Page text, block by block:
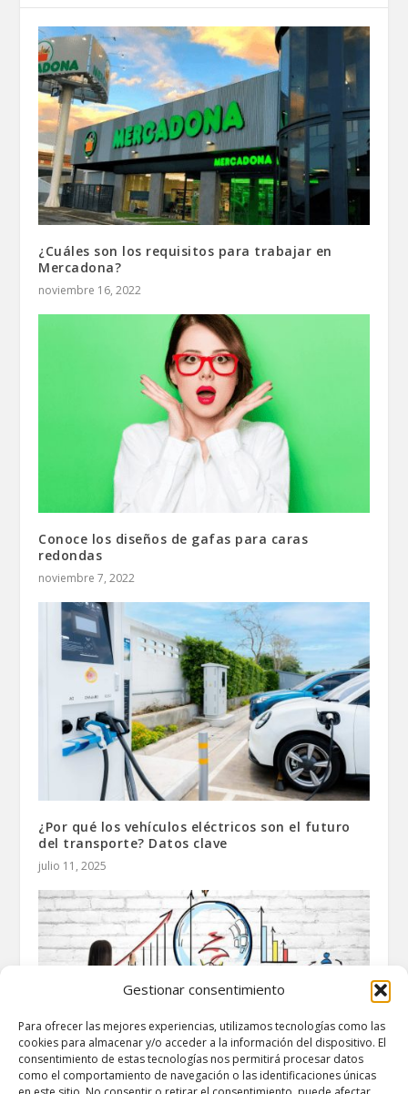
Gestionar consentimiento
Para ofrecer las mejores experiencias, utilizamos tecnologías como las
cookies para almacenar y/o acceder a la información del dispositivo. El
consentimiento de estas tecnologías nos permitirá procesar datos
como el comportamiento de navegación o las identificaciones únicas
¿Cuáles son los requisitos para trabajar en
Mercadona?
noviembre 16, 2022
Conoce los diseños de gafas para caras
redondas
noviembre 7, 2022
¿Por qué los vehículos eléctricos son el futuro
del transporte? Datos clave
julio 11, 2025